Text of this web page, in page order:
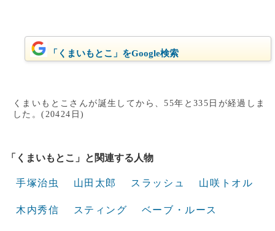
「くまいもとこ」をGoogle検索
くまいもとこさんが誕生してから、55年と335日が経過しま
した。(20424日)
「くまいもとこ」と関連する人物
手塚治虫 山田太郎 スラッシュ 山咲トオル
木内秀信 スティング ベーブ・ルース